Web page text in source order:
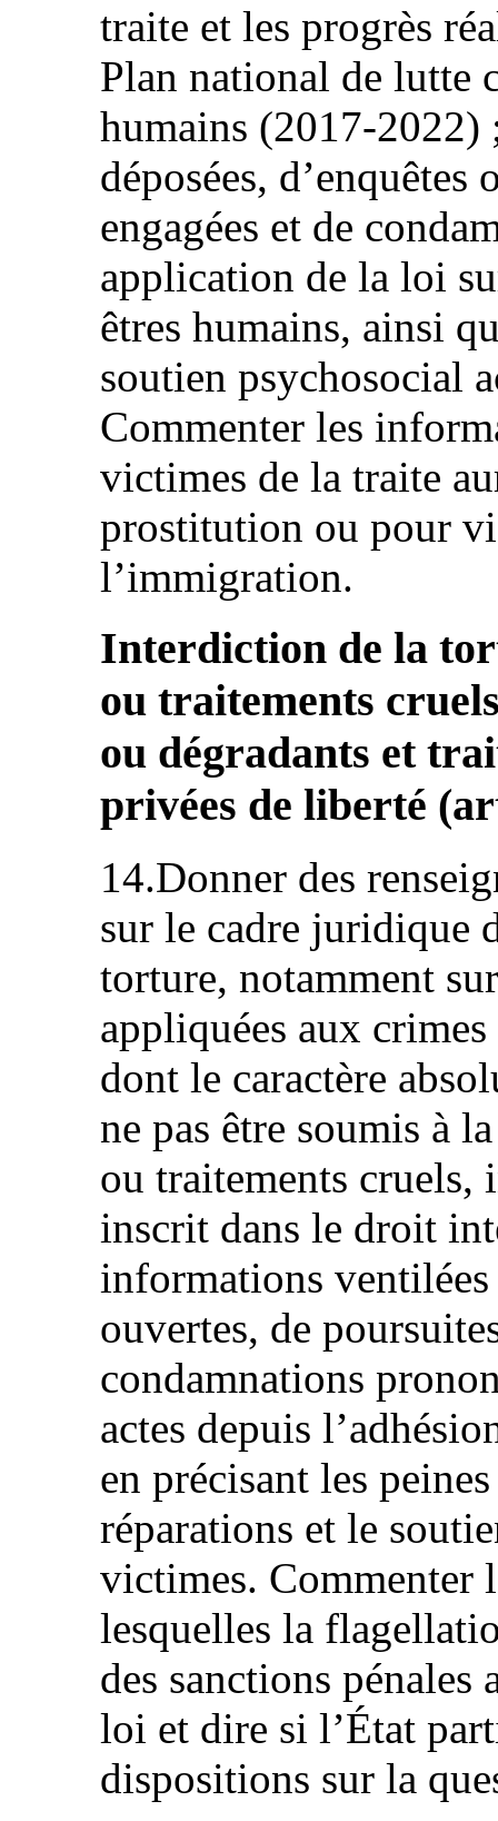
traite et les progrès
Plan national de lutte
humains (2017-2022)
déposées,
engagées et de
application de la loi
êtres humains, ainsi
soutien psychosocial
Commenter les
victimes de la traite
prostitution ou pour
l’immigration.
Interdiction de la
ou traitements
ou dégradants et
privées de liberté
14.Donner des
sur le cadre juridique
torture, notamment
appliquées aux
dont le caractère
ne pas être soumis à
ou traitements cruels,
inscrit dans le droit
informations ventilées
ouvertes, de
condamnations
actes depuis
en précisant les
réparations et le
victimes. Commenter
lesquelles la
des sanctions pénales
loi et dire si l’État
dispositions sur la